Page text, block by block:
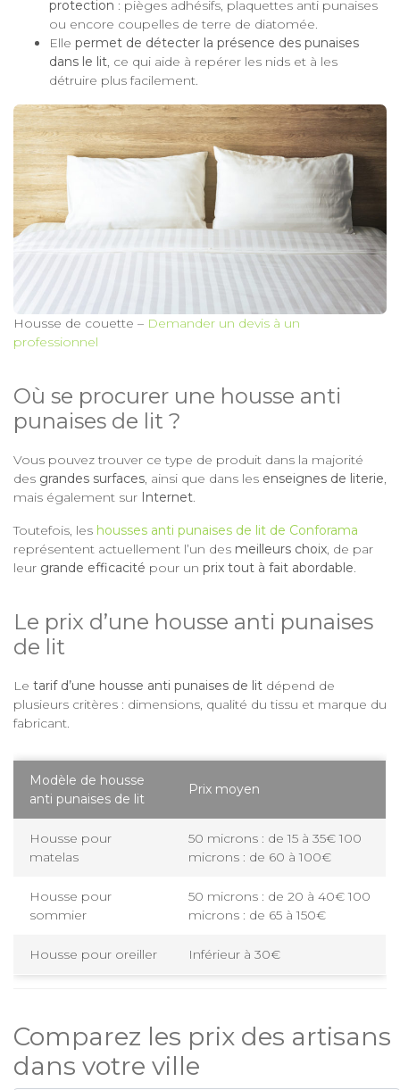
protection : pièges adhésifs, plaquettes anti punaises
ou encore coupelles de terre de diatomée.
Elle permet de détecter la présence des punaises
dans le lit, ce qui aide à repérer les nids et à les
détruire plus facilement.
Housse de couette – Demander un devis à un
professionnel
Où se procurer une housse anti
punaises de lit ?
Vous pouvez trouver ce type de produit dans la majorité
des grandes surfaces, ainsi que dans les enseignes de literie,
mais également sur Internet.
Toutefois, les housses anti punaises de lit de Conforama
représentent actuellement l’un des meilleurs choix, de par
leur grande efficacité pour un prix tout à fait abordable.
Le prix d’une housse anti punaises
de lit
Le tarif d’une housse anti punaises de lit dépend de
plusieurs critères : dimensions, qualité du tissu et marque du
fabricant.
Modèle de housse
anti punaises de lit
Prix moyen
Housse pour
matelas
50 microns : de 15 à 35€ 100
microns : de 60 à 100€
Housse pour
sommier
50 microns : de 20 à 40€ 100
microns : de 65 à 150€
Housse pour oreiller Inférieur à 30€
Comparez les prix des artisans
dans votre ville